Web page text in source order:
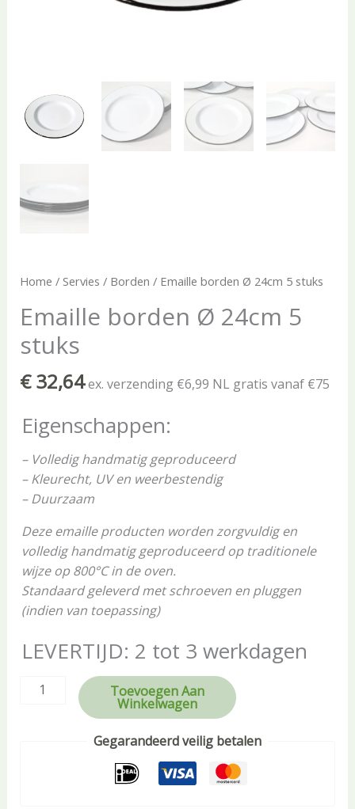
Home / Servies / Borden / Emaille borden Ø 24cm 5 stuks
Emaille borden Ø 24cm 5
stuks
€32,64ex. verzending €6,99 NL gratis vanaf €75
Eigenschappen:
– Volledig handmatig geproduceerd
– Kleurecht, UV en weerbestendig
– Duurzaam
Deze emaille producten worden zorgvuldig en
volledig handmatig geproduceerd op traditionele
wijze op 800°C in de oven.
Standaard geleverd met schroeven en pluggen
(indien van toepassing)
LEVERTIJD: 2 tot 3 werkdagen
Toevoegen Aan
Winkelwagen
Gegarandeerd veilig betalen